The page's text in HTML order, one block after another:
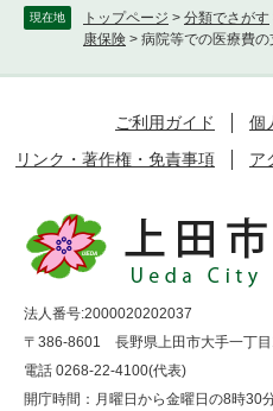
現在地 トップページ > 分類でさがす
康保険 > 病院等での医療費の
ご利用ガイド
個
リンク・著作権・免責事項
ア
法人番号:2000020202037
〒386-8601 長野県上田市大手一丁
電話 0268-22-4100(代表)
開庁時間：月曜日から金曜日の8時30